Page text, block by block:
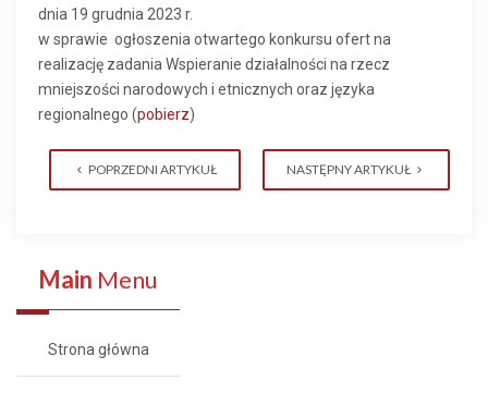
dnia 19 grudnia 2023 r.
w sprawie ogłoszenia otwartego konkursu ofert na
realizację zadania Wspieranie działalności na rzecz
mniejszości narodowych i etnicznych oraz języka
regionalnego (pobierz)
POPRZEDNI ARTYKUŁ NASTĘPNY ARTYKUŁ
Main Menu
Strona główna